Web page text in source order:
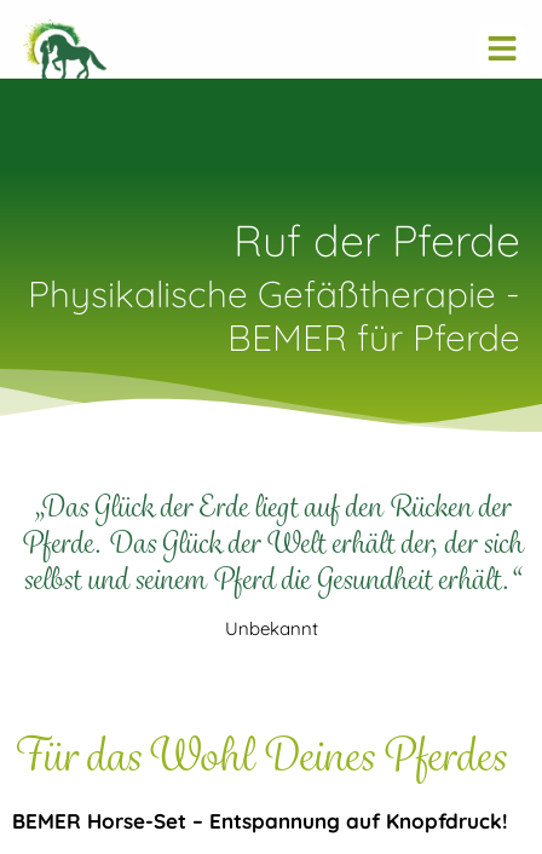
Ruf der Pferde
Physikalische Gefäßtherapie -
BEMER für Pferde
„Das Glück der Erde liegt auf den Rücken der
Pferde. Das Glück der Welt erhält der, der sich
selbst und seinem Pferd die Gesundheit erhält.“
Unbekannt
Für das Wohl Deines Pferdes
BEMER Horse-Set – Entspannung auf Knopfdruck!